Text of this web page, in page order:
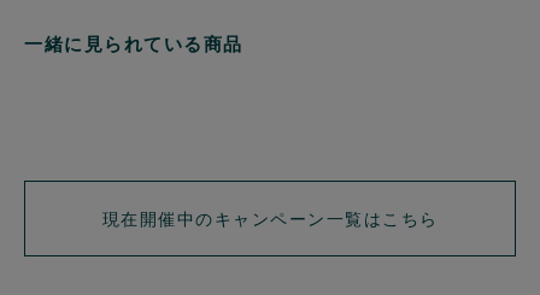
一緒に見られている商品
現在開催中のキャンペーン一覧はこちら